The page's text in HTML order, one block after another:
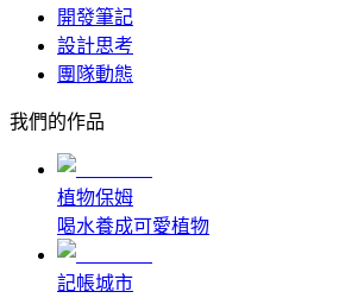
開發筆記
設計思考
團隊動態
我們的作品
植物保姆
喝水養成可愛植物
記帳城市